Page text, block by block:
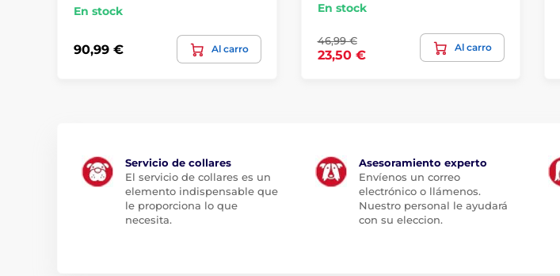
En stock
90,99 € Al carro
En stock
46,99 €
23,50 €
Al carro
Servicio de collares
El servicio de collares es un
elemento indispensable que
le proporciona lo que
necesita.
Asesoramiento experto
Envíenos un correo
electrónico o llámenos.
Nuestro personal le ayudará
con su eleccion.